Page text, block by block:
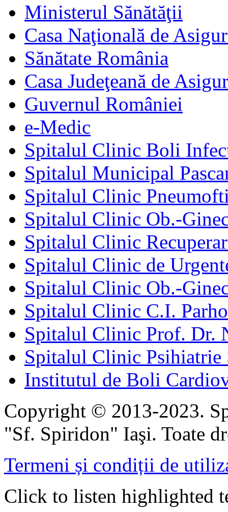
Ministerul Sănătăţii
Casa Naţională de
Sănătate România
Casa Judeţeană de
Guvernul României
e-Medic
Spitalul Clinic Boli
Spitalul Municipal
Spitalul Clinic
Spitalul Clinic Ob.-
Spitalul Clinic
Spitalul Clinic de
Spitalul Clinic Ob.-
Spitalul Clinic C.I.
Spitalul Clinic Prof. Dr.
Spitalul Clinic Psihiatrie
Institutul de Boli
Copyright © 2013-2023.
"Sf. Spiridon" Iaşi. Toate
Termeni și condiții de
Click to listen highlighted